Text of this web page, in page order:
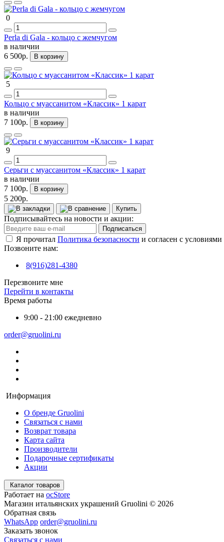
0
Perla di Gala - кольцо с жемчугом
в наличии
6 500р.
В корзину
5
Кольцо с муассанитом «Классик» 1 карат
в наличии
7 100р.
В корзину
9
Серьги с муассанитом «Классик» 1 карат
в наличии
7 100р.
В корзину
5 200р.
Купить
Подписывайтесь на новости и акции:
Подписаться
Я прочитал Политика безопасности и согласен с условиями
Позвоните нам:
8(916)281-4380
Перезвоните мне
Перейти в контакты
Время работы
9:00 - 21:00 ежедневно
order@gruolini.ru
Информация
О бренде Gruolini
Связаться с нами
Возврат товара
Карта сайта
Производители
Подарочные сертификаты
Акции
Каталог товаров
Работает на ocStore
Магазин итальянских украшений Gruolini © 2026
Обратная связь
WhatsApp order@gruolini.ru
Заказать звонок
Связаться с нами